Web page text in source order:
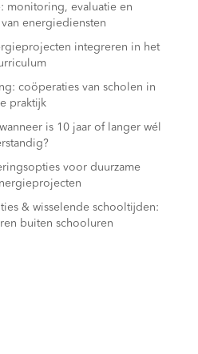
monitoring, evaluatie en
energiediensten
integreren in het
coöperaties van scholen in
praktijk
is 10 jaar of langer wél
voor duurzame
& wisselende schooltijden:
buiten schooluren